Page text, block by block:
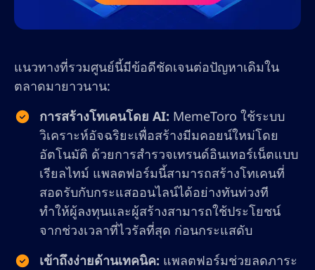
แนวทางที่รวมศูนย์นี้มีข้อดีชัดเจนต่อปัญหาเดิมใน
ตลาดมายาวนาน:
การสร้างโทเคนโดย AI: MemeToro ใช้ระบบ
วิเคราะห์อัจฉริยะเพื่อสร้างมีมคอยน์ใหม่โดย
อัตโนมัติ ด้วยการสำรวจเทรนด์อินเทอร์เน็ตแบบ
เรียลไทม์ แพลตฟอร์มนี้สามารถสร้างโทเคนที่
สอดรับกับกระแสออนไลน์ได้อย่างทันท่วงที
ทำให้ผู้ลงทุนและผู้สร้างสามารถใช้ประโยชน์
จากช่วงเวลาที่ไวรัลที่สุด ก่อนกระแสดับ
เข้าถึงง่ายด้านเทคนิค: แพลตฟอร์มช่วยลดภาระ